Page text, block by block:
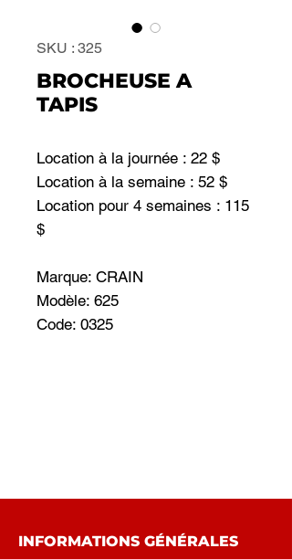
SKU : 325
BROCHEUSE A
TAPIS
Location à la journée : 22 $
Location à la semaine : 52 $
Location pour 4 semaines : 115
$
Marque: CRAIN
Modèle: 625
Code: 0325
INFORMATIONS GÉNÉRALES